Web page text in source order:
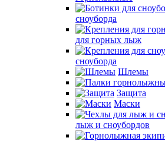
сноуборда
для горных лыж
сноуборда
Шлемы
Защита
Маски
лыж и сноубордов